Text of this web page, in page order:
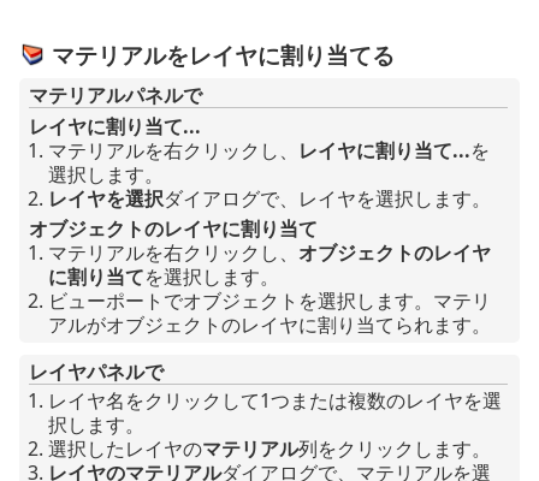
マテリアルをレイヤに割り当てる
マテリアルパネルで
レイヤに割り当て...
マテリアルを右クリックし、 レイヤに割り当て...を
選択します。
レイヤを選択ダイアログで、レイヤを選択します。
オブジェクトのレイヤに割り当て
マテリアルを右クリックし、 オブジェクトのレイヤ
に割り当てを選択します。
ビューポートでオブジェクトを選択します。マテリ
アルがオブジェクトのレイヤに割り当てられます。
レイヤパネルで
レイヤ名をクリックして1つまたは複数のレイヤを選
択します。
選択したレイヤのマテリアル列をクリックします。
レイヤのマテリアルダイアログで、マテリアルを選